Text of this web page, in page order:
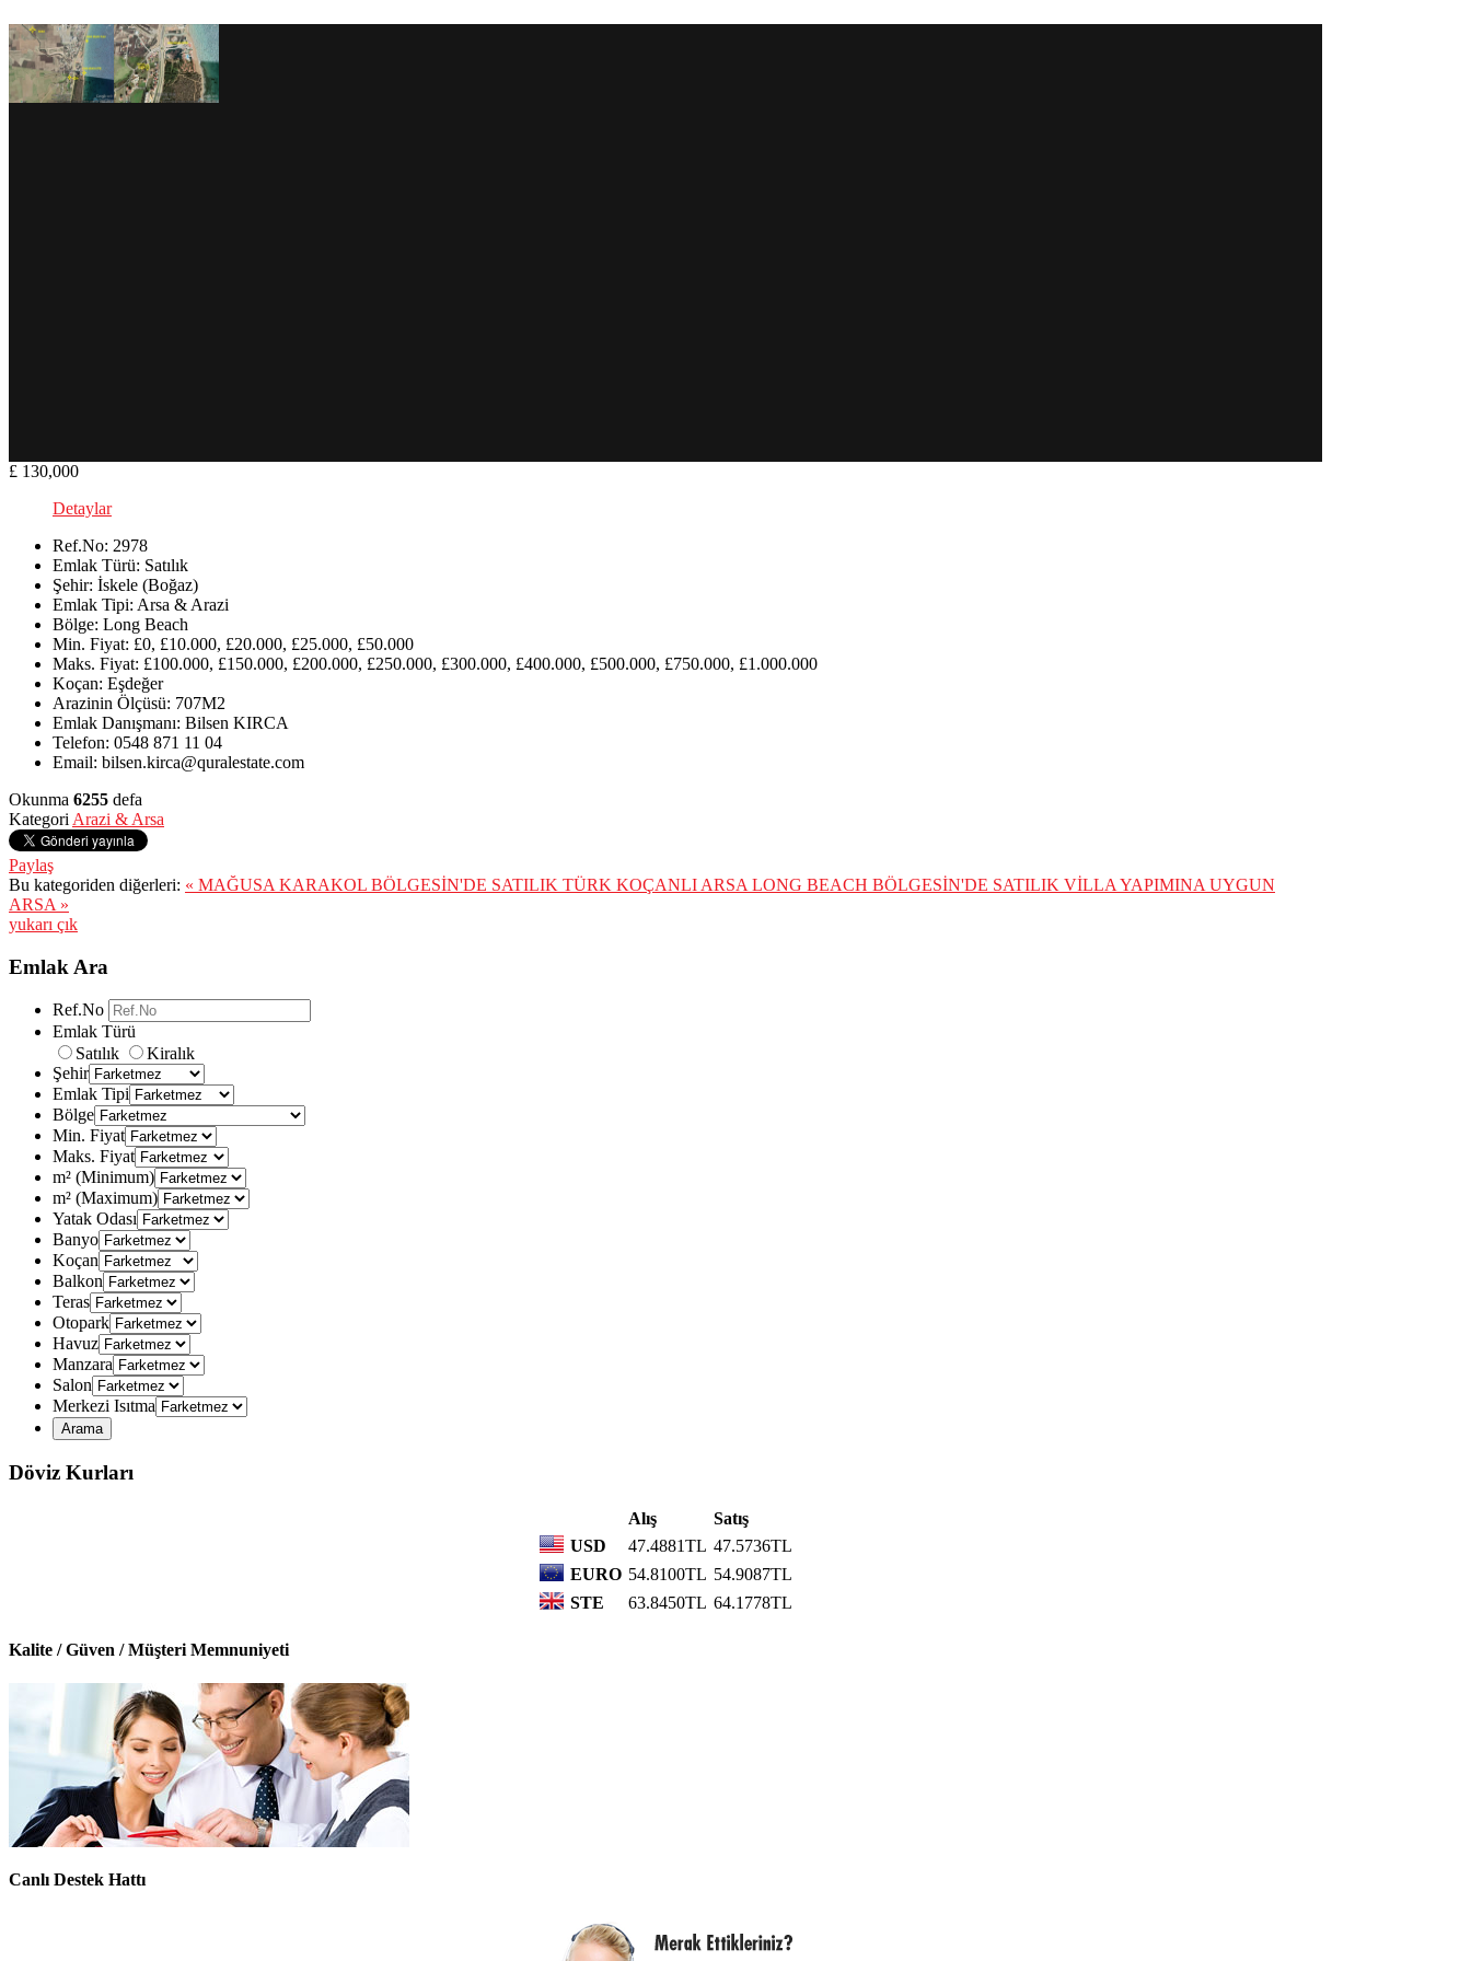
£ 130,000
Detaylar
Ref.No: 2978
Emlak Türü: Satılık
Şehir: İskele (Boğaz)
Emlak Tipi: Arsa & Arazi
Bölge: Long Beach
Min. Fiyat: £0, £10.000, £20.000, £25.000, £50.000
Maks. Fiyat: £100.000, £150.000, £200.000, £250.000, £300.000, £400.000, £500.000, £750.000, £1.000.000
Koçan: Eşdeğer
Arazinin Ölçüsü: 707M2
Emlak Danışmanı: Bilsen KIRCA
Telefon: 0548 871 11 04
Email: bilsen.kirca@quralestate.com
Okunma 6255 defa
Kategori Arazi & Arsa
Paylaş
Bu kategoriden diğerleri: « MAĞUSA KARAKOL BÖLGESİN'DE SATILIK TÜRK KOÇANLI ARSA LONG BEACH BÖLGESİN'DE SATILIK VİLLA YAPIMINA UYGUN
ARSA »
yukarı çık
Emlak Ara
Ref.No
Emlak Türü
Satılık
Kiralık
Şehir
Emlak Tipi
Bölge
Min. Fiyat
Maks. Fiyat
m² (Minimum)
m² (Maximum)
Yatak Odası
Banyo
Koçan
Balkon
Teras
Otopark
Havuz
Manzara
Salon
Merkezi Isıtma
Döviz Kurları
Alış
Satış
USD
47.4881TL 47.5736TL
EURO 54.8100TL 54.9087TL
STE
63.8450TL 64.1778TL
Kalite / Güven / Müşteri Memnuniyeti
Canlı Destek Hattı